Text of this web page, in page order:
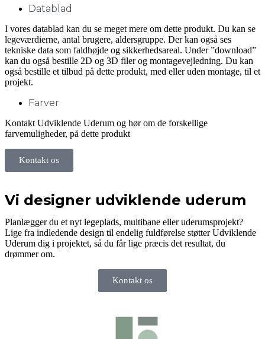
Datablad
I vores datablad kan du se meget mere om dette produkt. Du kan se
legeværdierne, antal brugere, aldersgruppe. Der kan også ses
tekniske data som faldhøjde og sikkerhedsareal. Under ”download”
kan du også bestille 2D og 3D filer og montagevejledning. Du kan
også bestille et tilbud på dette produkt, med eller uden montage, til et
projekt.
Farver
Kontakt Udviklende Uderum og hør om de forskellige
farvemuligheder, på dette produkt
Kontakt os
Vi designer udviklende uderum
Planlægger du et nyt legeplads, multibane eller uderumsprojekt?
Lige fra indledende design til endelig fuldførelse støtter Udviklende
Uderum dig i projektet, så du får lige præcis det resultat, du
drømmer om.
Kontakt os